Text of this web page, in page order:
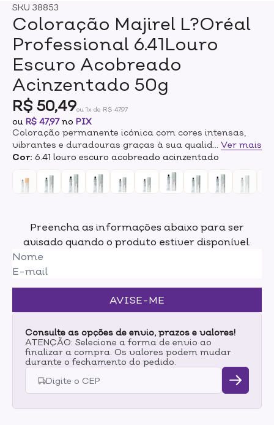
SKU 38853
Coloração Majirel L?Oréal
Professional 6.41Louro
Escuro Acobreado
Acinzentado 50g
R$ 50,49ou 1x de R$ 47,97
ou R$ 47,97no PIX
Coloração permanente icónica com cores intensas,
vibrantes e duradouras graças à sua qualidade
cosmética superior.Textura cremosa, untuosa e que
não escorre para facilitar a aplicação.Cobertura de
até 100% dos cabelos brancos e aclaramento até 3
tons, oferecendo resultados seguros e precisos com
mais suave com a tecnologia Ionene G™.
Ver mais
Cor: 6.41 louro escuro acobreado acinzentado
Preencha as informações abaixo para ser
avisado quando o produto estiver disponível.
AVISE-ME
Consulte as opções de envio, prazos e valores!
ATENÇÃO: Selecione a forma de envio ao
finalizar a compra. Os valores podem mudar
durante o fechamento do pedido.